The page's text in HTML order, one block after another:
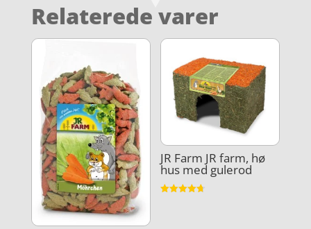
Relaterede varer
JR Farm JR farm, hø
hus med gulerod